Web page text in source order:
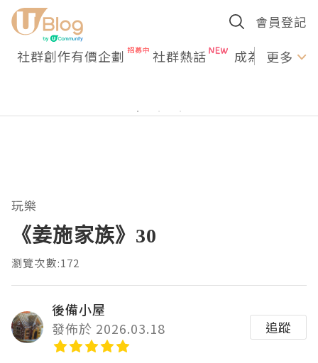
會員登記
社群創作有價企劃 社群熱話 成為U更多
玩樂
《姜施家族》30
瀏覽次數:172
後備小屋
發佈於 2026.03.18
追蹤